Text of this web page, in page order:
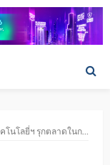
มโซลูชั่นด้าน Desktop as a Service